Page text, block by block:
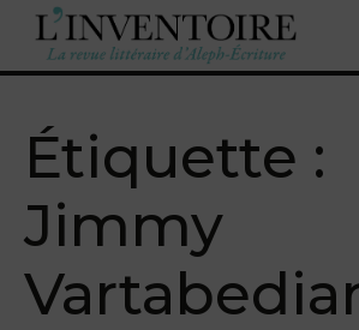
Étiquette :
Jimmy